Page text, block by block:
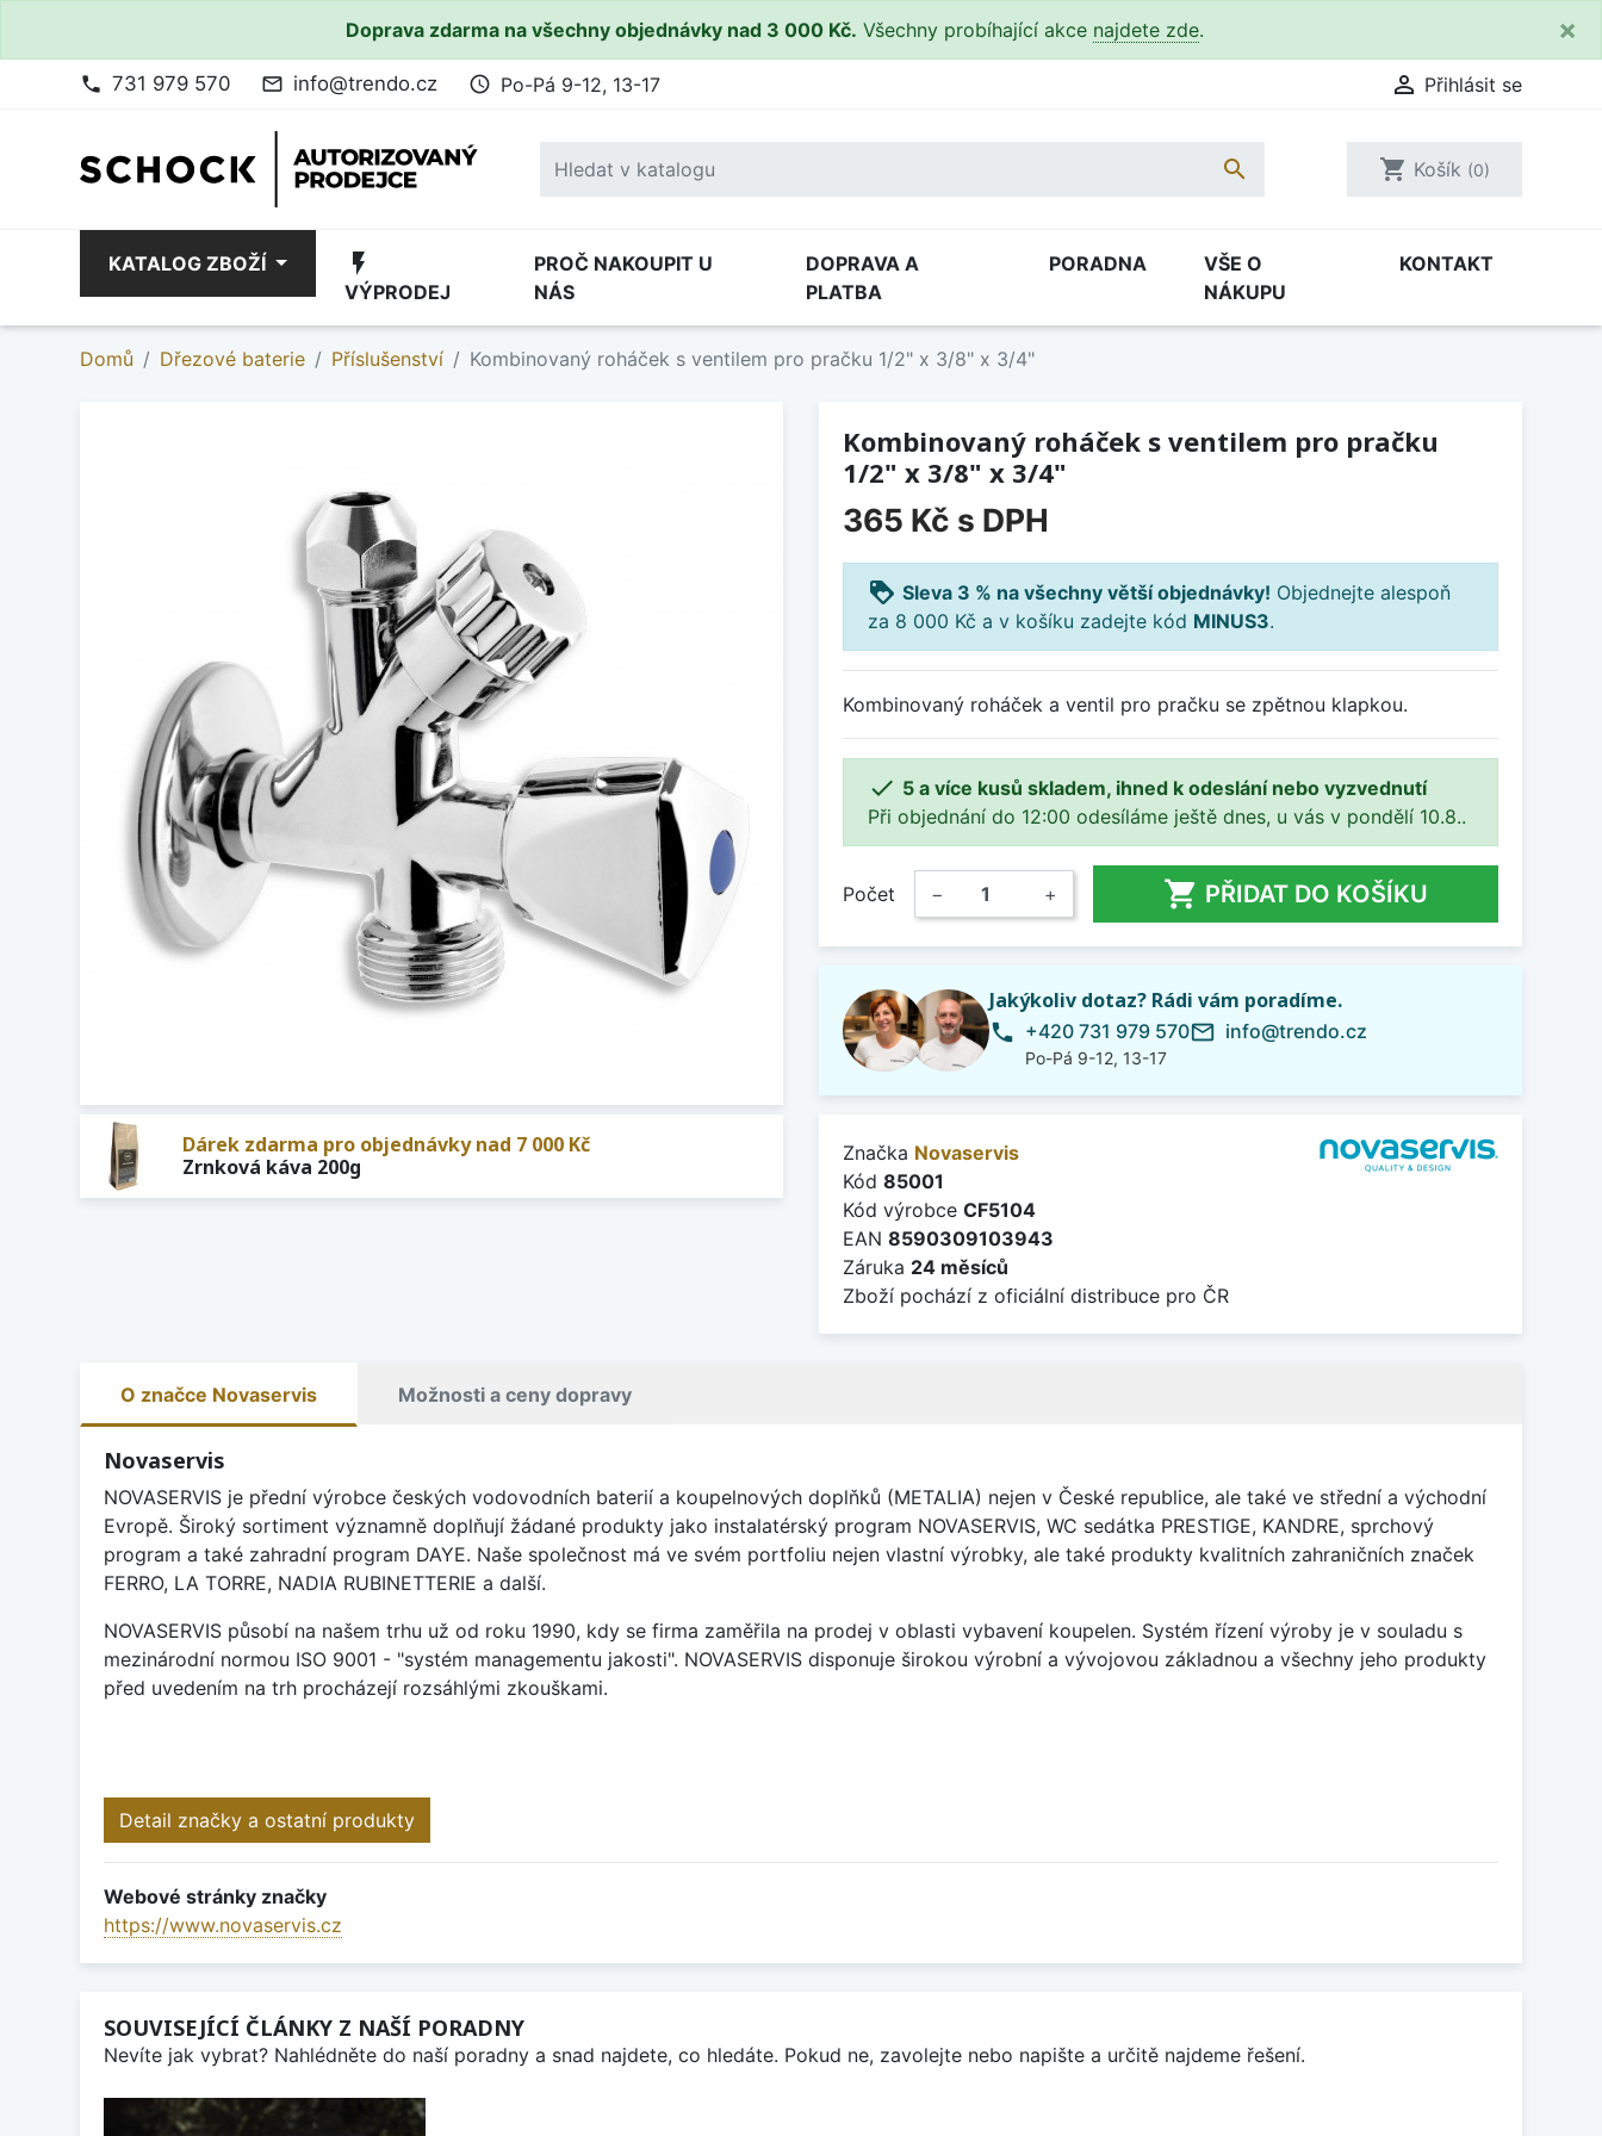
Doprava zdarma na všechny objednávky nad 3 000 Kč. Všechny probíhající akce najdete zde. ×
phone 731 979 570 mail_outline info@trendo.cz access_time Po-Pá 9-12, 13-17  Přihlásit se
 shopping_cart Košík (0)
KATALOG ZBOŽÍ flash_on
VÝPRODEJ
PROČ NAKOUPIT U
NÁS
DOPRAVA A
PLATBA
PORADNA
VŠE O
NÁKUPU
KONTAKT
Domů Dřezové baterie Příslušenství Kombinovaný roháček s ventilem pro pračku 1/2" x 3/8" x 3/4"
Dárek zdarma pro objednávky nad 7 000 Kč
Zrnková káva 200g
Kombinovaný roháček s ventilem pro pračku
1/2" x 3/8" x 3/4"
365 Kč s DPH
loyalty Sleva 3 % na všechny větší objednávky! Objednejte alespoň
za 8 000 Kč a v košíku zadejte kód MINUS3.
Kombinovaný roháček a ventil pro pračku se zpětnou klapkou.
 5 a více kusů skladem, ihned k odeslání nebo vyzvednutí
Při objednání do 12:00 odesíláme ještě dnes, u vás v pondělí 10.8..
Počet − +  PŘIDAT DO KOŠÍKU
Jakýkoliv dotaz? Rádi vám poradíme.
phone +420 731 979 570
Po-Pá 9-12, 13-17
mail_outline info@trendo.cz
Značka Novaservis
Kód 85001
Kód výrobce CF5104
EAN 8590309103943
Záruka 24 měsíců
Zboží pochází z oficiální distribuce pro ČR
O značce Novaservis Možnosti a ceny dopravy
Novaservis
NOVASERVIS je přední výrobce českých vodovodních baterií a koupelnových doplňků (METALIA) nejen v České republice, ale také ve střední a východní
Evropě. Široký sortiment významně doplňují žádané produkty jako instalatérský program NOVASERVIS, WC sedátka PRESTIGE, KANDRE, sprchový
program a také zahradní program DAYE. Naše společnost má ve svém portfoliu nejen vlastní výrobky, ale také produkty kvalitních zahraničních značek
FERRO, LA TORRE, NADIA RUBINETTERIE a další.
NOVASERVIS působí na našem trhu už od roku 1990, kdy se firma zaměřila na prodej v oblasti vybavení koupelen. Systém řízení výroby je v souladu s
mezinárodní normou ISO 9001 - "systém managementu jakosti". NOVASERVIS disponuje širokou výrobní a vývojovou základnou a všechny jeho produkty
před uvedením na trh procházejí rozsáhlými zkouškami.
Detail značky a ostatní produkty
Webové stránky značky
https://www.novaservis.cz
SOUVISEJÍCÍ ČLÁNKY Z NAŠÍ PORADNY
Nevíte jak vybrat? Nahlédněte do naší poradny a snad najdete, co hledáte. Pokud ne, zavolejte nebo napište a určitě najdeme řešení.